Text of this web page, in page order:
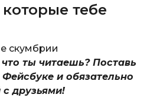
тебе
скумбрии
что ты читаешь? Поставь
и обязательно
с друзьями!